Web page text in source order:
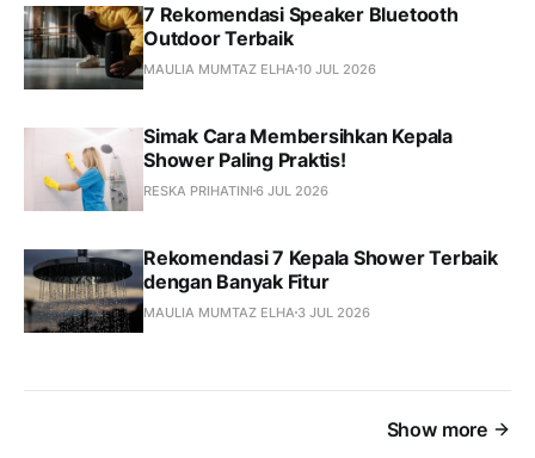
7 Rekomendasi Speaker Bluetooth
Outdoor Terbaik
MAULIA MUMTAZ ELHA 10 JUL 2026
Simak Cara Membersihkan Kepala
Shower Paling Praktis!
RESKA PRIHATINI 6 JUL 2026
Rekomendasi 7 Kepala Shower Terbaik
dengan Banyak Fitur
MAULIA MUMTAZ ELHA 3 JUL 2026
Show more